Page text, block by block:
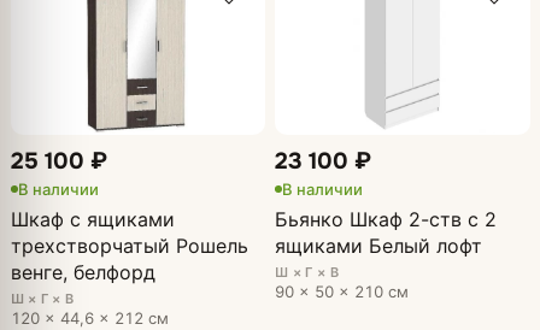
25 100 ₽
В наличии
Шкаф с ящиками
трехстворчатый Рошель
венге, белфорд
Ш × Г × В
120 × 44,6 × 212 см
23 100 ₽
В наличии
Бьянко Шкаф 2-ств с 2
ящиками Белый лофт
Ш × Г × В
90 × 50 × 210 см